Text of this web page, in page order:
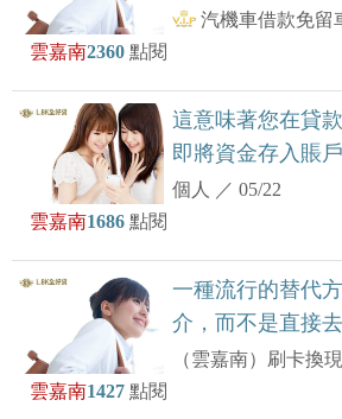
汽機車借款免留
雲嘉南2360 點閱
這意味著您在貸
即將資金存入賬戶
個人 ／05/22
雲嘉南1686 點閱
一種流行的替代
介，而不是直接
（雲嘉南）刷卡換
雲嘉南1427 點閱